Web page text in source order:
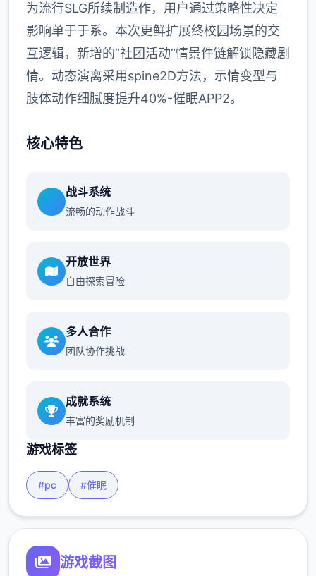
为流行SLG所续制造作，用户通过策略性决定
影响单于于系。本次更鲜扩展终校园场景的交
互逻辑，新增的“社团活动”情景件链解锁隐藏剧
情。动态演离采用spine2D方法，示情变型与
肢体动作细腻度提升40%-催眠APP2。
核心特色
战斗系统
流畅的动作战斗
开放世界
自由探索冒险
多人合作
团队协作挑战
成就系统
丰富的奖励机制
游戏标签
#pc #催眠
游戏截图